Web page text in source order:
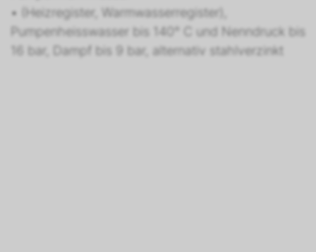
• (Heizregister, Warmwasserregister),
Pumpenheisswasser bis 140° C und Nenndruck bis
16 bar, Dampf bis 9 bar, alternativ stahlverzinkt